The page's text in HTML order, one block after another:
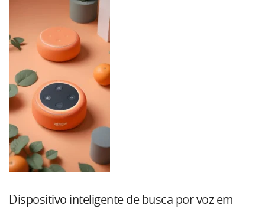
Dispositivo inteligente de busca por voz em